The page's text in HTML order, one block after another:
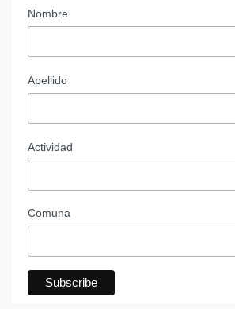
Nombre
Apellido
Actividad
Comuna